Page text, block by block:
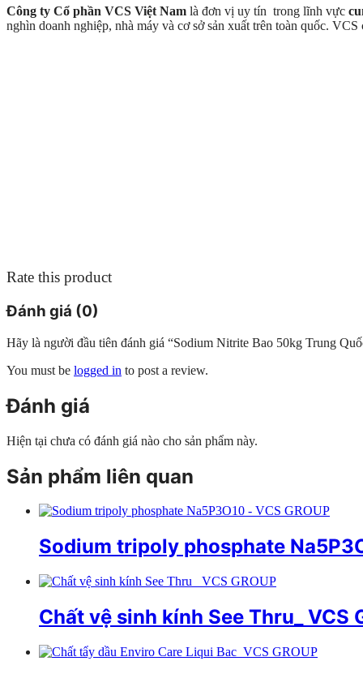
Công ty Cổ phần VCS Việt Nam là đơn vị uy tín trong lĩnh vực
nghìn doanh nghiệp, nhà máy và cơ sở sản xuất trên toàn quốc.
Rate this product
Đánh giá (0)
Hãy là người đầu tiên đánh giá “Sodium Nitrite Bao 50kg Trung
You must be logged in to post a review.
Đánh giá
Hiện tại chưa có đánh giá nào cho sản phẩm này.
Sản phẩm liên quan
Sodium tripoly phosphate
Chất vệ sinh kính See Thru_ VCS